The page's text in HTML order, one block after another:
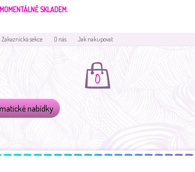
SKLADEM.
Zakaznická sekce O nás Jak nakupovat
0
nabídky